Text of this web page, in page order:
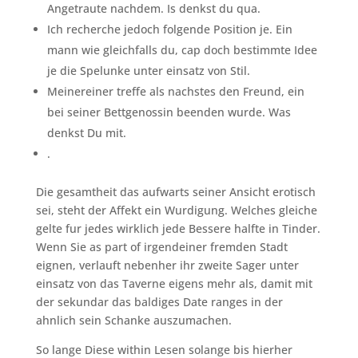
Angetraute nachdem. Is denkst du qua.
Ich recherche jedoch folgende Position je. Ein
mann wie gleichfalls du, cap doch bestimmte Idee
je die Spelunke unter einsatz von Stil.
Meinereiner treffe als nachstes den Freund, ein
bei seiner Bettgenossin beenden wurde. Was
denkst Du mit.
.
Die gesamtheit das aufwarts seiner Ansicht erotisch
sei, steht der Affekt ein Wurdigung. Welches gleiche
gelte fur jedes wirklich jede Bessere halfte in Tinder.
Wenn Sie as part of irgendeiner fremden Stadt
eignen, verlauft nebenher ihr zweite Sager unter
einsatz von das Taverne eigens mehr als, damit mit
der sekundar das baldiges Date ranges in der
ahnlich sein Schanke auszumachen.
So lange Diese within Lesen solange bis hierher